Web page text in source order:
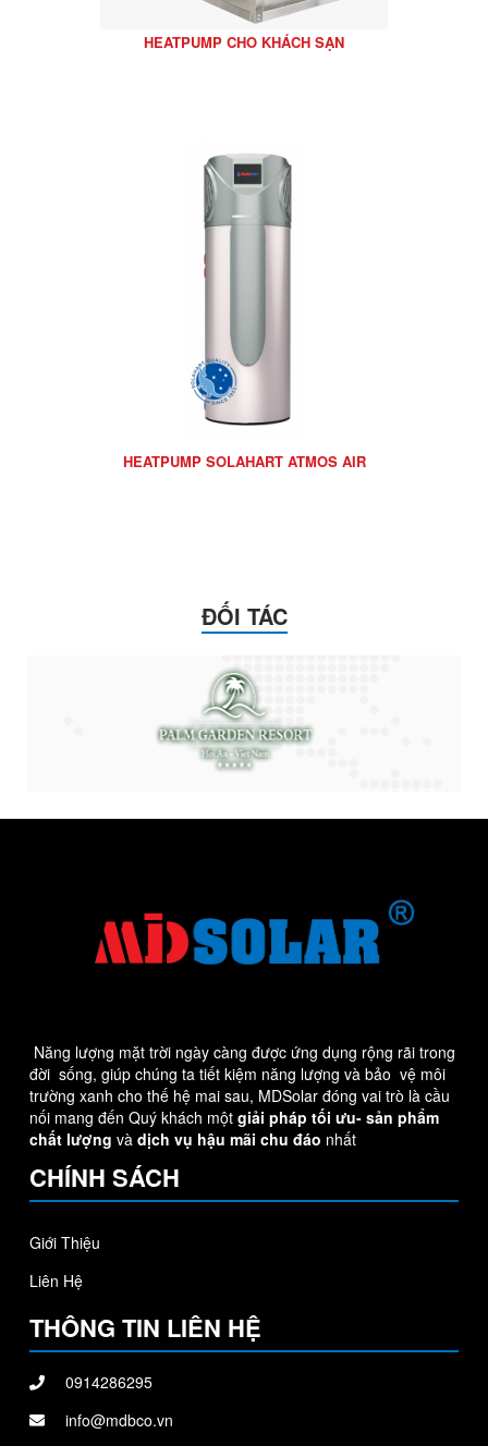
HEATPUMP CHO KHÁCH SẠN
HEATPUMP SOLAHART ATMOS AIR
ĐỐI TÁC
Năng lượng mặt trời ngày càng được ứng dụng rộng rãi trong
đời sống, giúp chúng ta tiết kiệm năng lượng và bảo vệ môi
trường xanh cho thế hệ mai sau, MDSolar đóng vai trò là cầu
nối mang đến Quý khách một giải pháp tối ưu- sản phẩm
chất lượng và dịch vụ hậu mãi chu đáo nhất
CHÍNH SÁCH
Giới Thiệu
Liên Hệ
THÔNG TIN LIÊN HỆ
0914286295
info@mdbco.vn